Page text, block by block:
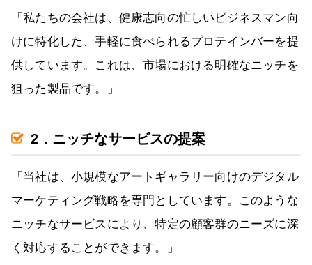
「私たちの会社は、健康志向の忙しいビジネスマン向
けに特化した、手軽に食べられるプロテインバーを提
供しています。これは、市場における明確なニッチを
狙った製品です。」
2．ニッチなサービスの提案
「当社は、小規模なアートギャラリー向けのデジタル
マーケティング戦略を専門としています。このような
ニッチなサービスにより、特定の顧客群のニーズに深
く対応することができます。」